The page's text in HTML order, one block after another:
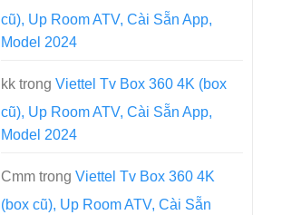
cũ), Up Room ATV, Cài Sẵn App,
Model 2024
kk trong Viettel Tv Box 360 4K (box
cũ), Up Room ATV, Cài Sẵn App,
Model 2024
Cmm trong Viettel Tv Box 360 4K
(box cũ), Up Room ATV, Cài Sẵn